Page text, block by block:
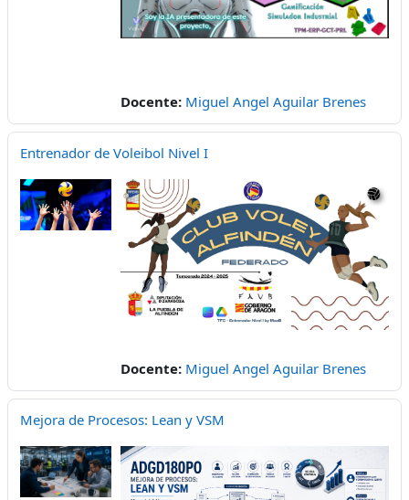
Vídeo
Docente: Miguel Angel Aguilar Brenes
Entrenador de Voleibol Nivel I
Docente: Miguel Angel Aguilar Brenes
Mejora de Procesos: Lean y VSM